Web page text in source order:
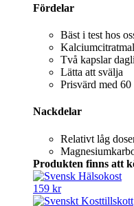
Fördelar
Bäst i test hos
Två kapslar
Lätta att svälja
Prisvärd med
Nackdelar
Relativt låg
Produkten finns att
159 kr